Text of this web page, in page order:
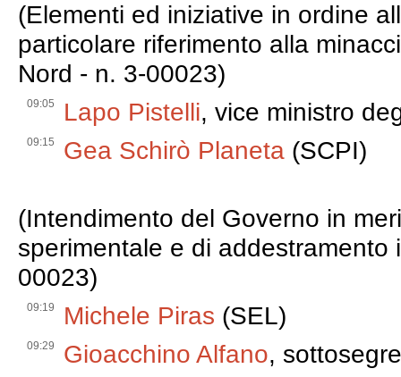
(Elementi ed iniziative in ordine
particolare riferimento alla
Nord - n. 3-00023)
09:05 Lapo Pistelli, vice ministro
09:15 Gea Schirò Planeta (SCPI)
(Intendimento del Governo in
sperimentale e di
00023)
09:19 Michele Piras (SEL)
09:29 Gioacchino Alfano,